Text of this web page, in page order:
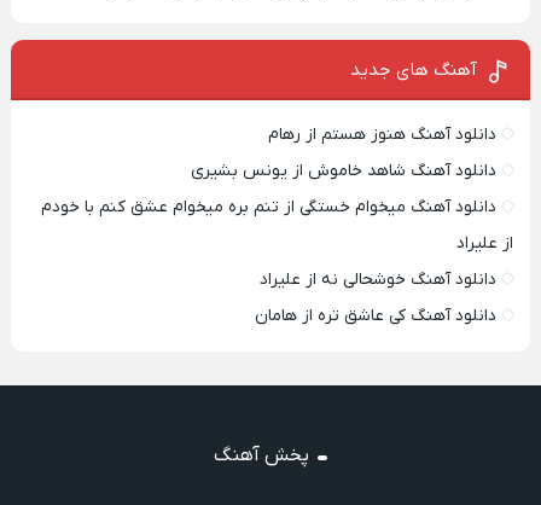
آهنگ های جدید
دانلود آهنگ هنوز هستم از رهام
دانلود آهنگ شاهد خاموش از یونس بشیری
دانلود آهنگ میخوام خستگی از تنم بره میخوام عشق کنم با خودم
از علیراد
دانلود آهنگ خوشحالی نه از علیراد
دانلود آهنگ کی عاشق تره از هامان
پخش آهنگ